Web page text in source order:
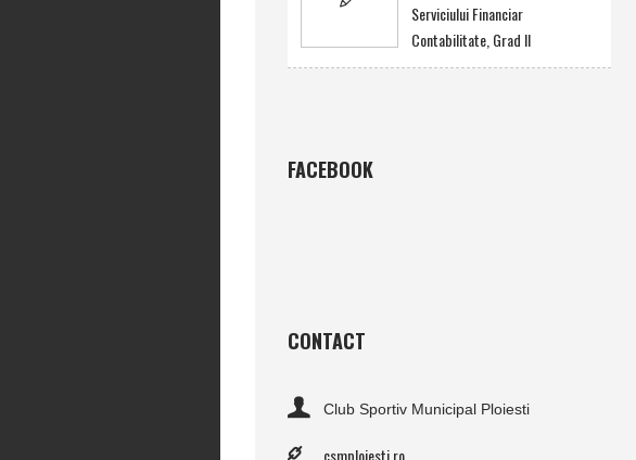
Serviciului Financiar
Contabilitate, Grad II
FACEBOOK
CONTACT
Club Sportiv Municipal Ploiesti
csmploiesti.ro